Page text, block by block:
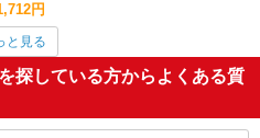
円
を見る
と見る
探している方からよくある質